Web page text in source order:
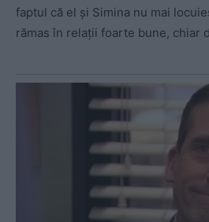
faptul că el şi Simina nu mai
rămas în relaţii foarte bune, chiar